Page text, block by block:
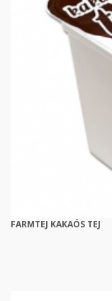
FARMTEJ KAKAÓS TEJ